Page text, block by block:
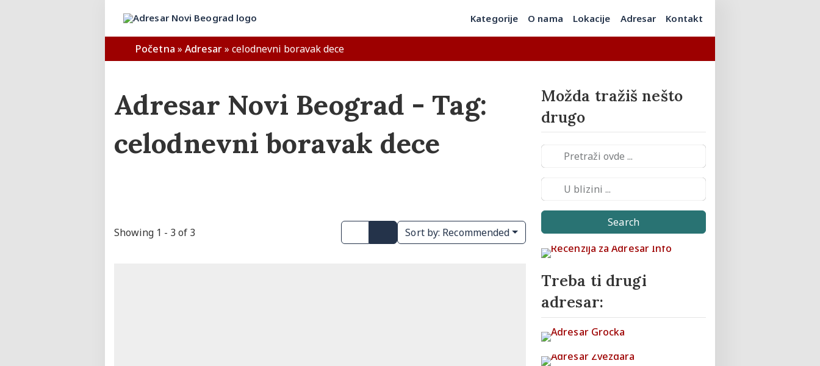
Kategorije O nama Lokacije Adresar Kontakt
Početna » Adresar»celodnevni boravak dece
Adresar Novi Beograd - Tag:
celodnevni boravak dece
Showing 1 - 3 of 3 Sort by: Recommended
Možda tražiš nešto
drugo
Search
Treba ti drugi
adresar: